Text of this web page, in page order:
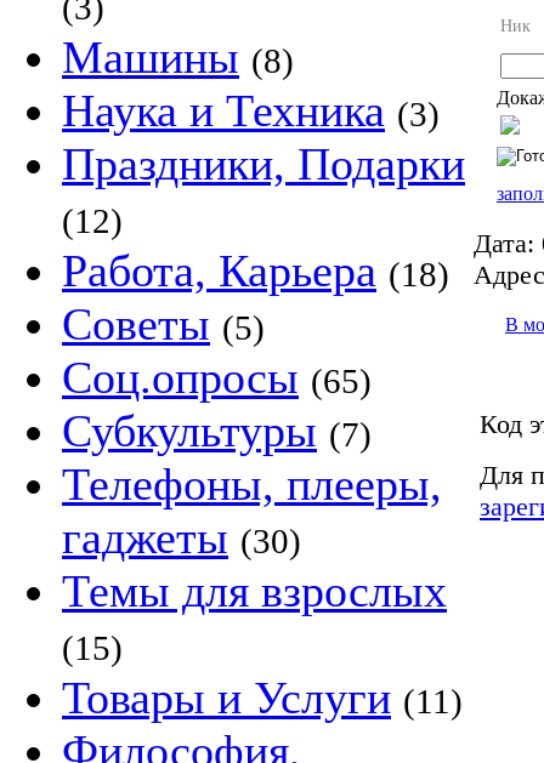
Машины (8)
Наука и Техника (3)
Праздники, Подарки
(12)
Работа, Карьера (18)
Советы (5)
Соц.опросы (65)
Субкультуры (7)
Телефоны, плееры,
гаджеты (30)
Темы для взрослых
(15)
Товары и Услуги (11)
Философия,
Ник
Дата:
В
Код
Для